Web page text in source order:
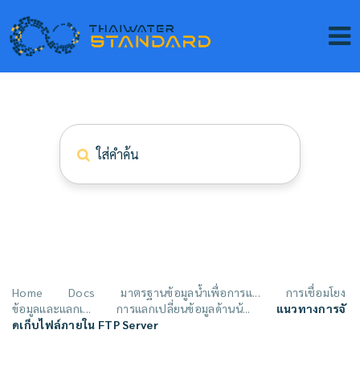
Home Docs มาตรฐานข้อมูลน้ำเพื่อการแ...
การเชื่อมโยง
ข้อมูลและแลกเ...
การแลกเปลี่ยนข้อมูลด้านน้...
แนวทางการจั
ดเก็บไฟล์ภายใน FTP Server